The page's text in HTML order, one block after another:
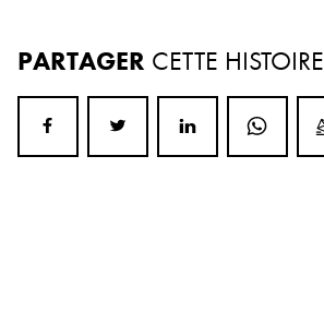
PARTAGER CETTE HISTOIRE